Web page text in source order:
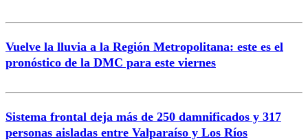
Enviar comentario
Vuelve la lluvia a la Región Metropolitana: este es el
pronóstico de la DMC para este viernes
Sistema frontal deja más de 250 damnificados y 317
personas aisladas entre Valparaíso y Los Ríos